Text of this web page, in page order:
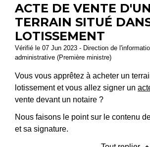
ACTE DE VENTE D'UN
TERRAIN SITUÉ
LOTISSEMENT
Vérifié le 07 Jun 2023 - Direction de
administrative (Première ministre)
Vous vous apprêtez à acheter un
lotissement et vous allez signer un
vente devant un notaire ?
Nous faisons le point sur le contenu
et sa signature.